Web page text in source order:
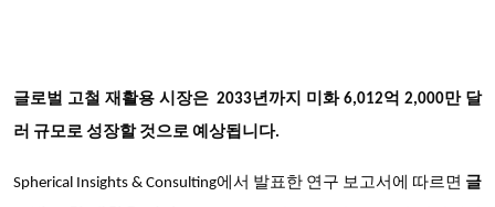
글로벌 고철 재활용 시장은 2033년까지 미화 6,012억2,000만 달
러 규모로 성장할 것으로 예상됩니다.
Spherical Insights & Consulting에서 발표한 연구 보고서에 따르면 글